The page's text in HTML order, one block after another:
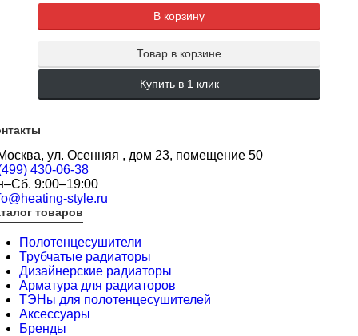
В корзину
Товар в корзине
Купить в 1 клик
ул. Осенняя , дом 23, помещение 50
430-06-38
9:00–19:00
style.ru
товаров
Полотенцесушители
Трубчатые радиаторы
Дизайнерские радиаторы
Арматура для радиаторов
ТЭНы для полотенцесушителей
Аксессуары
Бренды